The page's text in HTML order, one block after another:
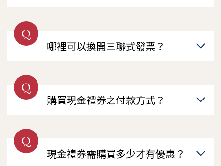
Q
哪裡可以換開三聯式發票？
Q
購買現金禮券之付款方式？
Q
現金禮券需購買多少才有優惠？